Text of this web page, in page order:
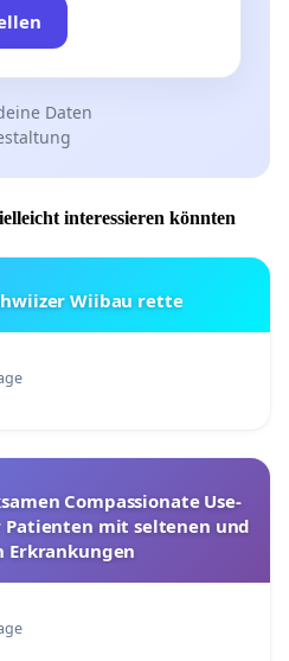
Daten
interessieren könnten
Wiibau rette
Compassionate Use-
Patienten mit seltenen und
Erkrankungen